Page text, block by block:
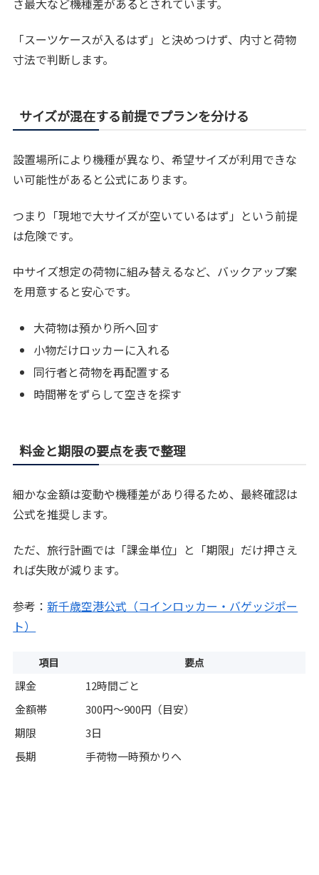
さ最大など機種差があるとされています。
「スーツケースが入るはず」と決めつけず、内寸と荷物
寸法で判断します。
サイズが混在する前提でプランを分ける
設置場所により機種が異なり、希望サイズが利用できな
い可能性があると公式にあります。
つまり「現地で大サイズが空いているはず」という前提
は危険です。
中サイズ想定の荷物に組み替えるなど、バックアップ案
を用意すると安心です。
大荷物は預かり所へ回す
小物だけロッカーに入れる
同行者と荷物を再配置する
時間帯をずらして空きを探す
料金と期限の要点を表で整理
細かな金額は変動や機種差があり得るため、最終確認は
公式を推奨します。
ただ、旅行計画では「課金単位」と「期限」だけ押さえ
れば失敗が減ります。
参考：新千歳空港公式（コインロッカー・バゲッジポー
ト）
項目 要点
課金
12時間ごと
金額帯
300円～900円（目安）
期限
3日
長期
手荷物一時預かりへ